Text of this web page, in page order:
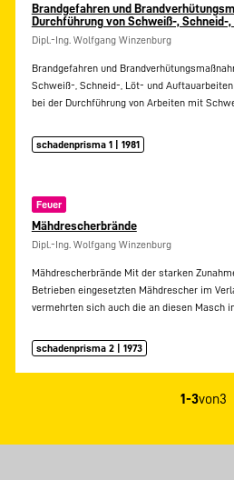
Brandgefahren und
Durchführung von Schweiß-,
Dipl.-Ing. Wolfgang Winzenburg
Brandgefahren und
Schweiß-, Schneid-, Löt- und
bei der Durchführung von Arbeiten mit
schadenprisma 1 | 1981
Feuer
Mähdrescherbrände
Dipl.-Ing. Wolfgang Winzenburg
Mähdrescherbrände Mit der starken
Betrieben eingesetzten Mähdrescher im
vermehrten sich auch die an diesen Masch
schadenprisma 2 | 1973
1-3von3